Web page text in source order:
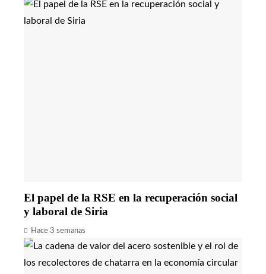
El papel de la RSE en la recuperación social
y laboral de Siria
Hace 3 semanas